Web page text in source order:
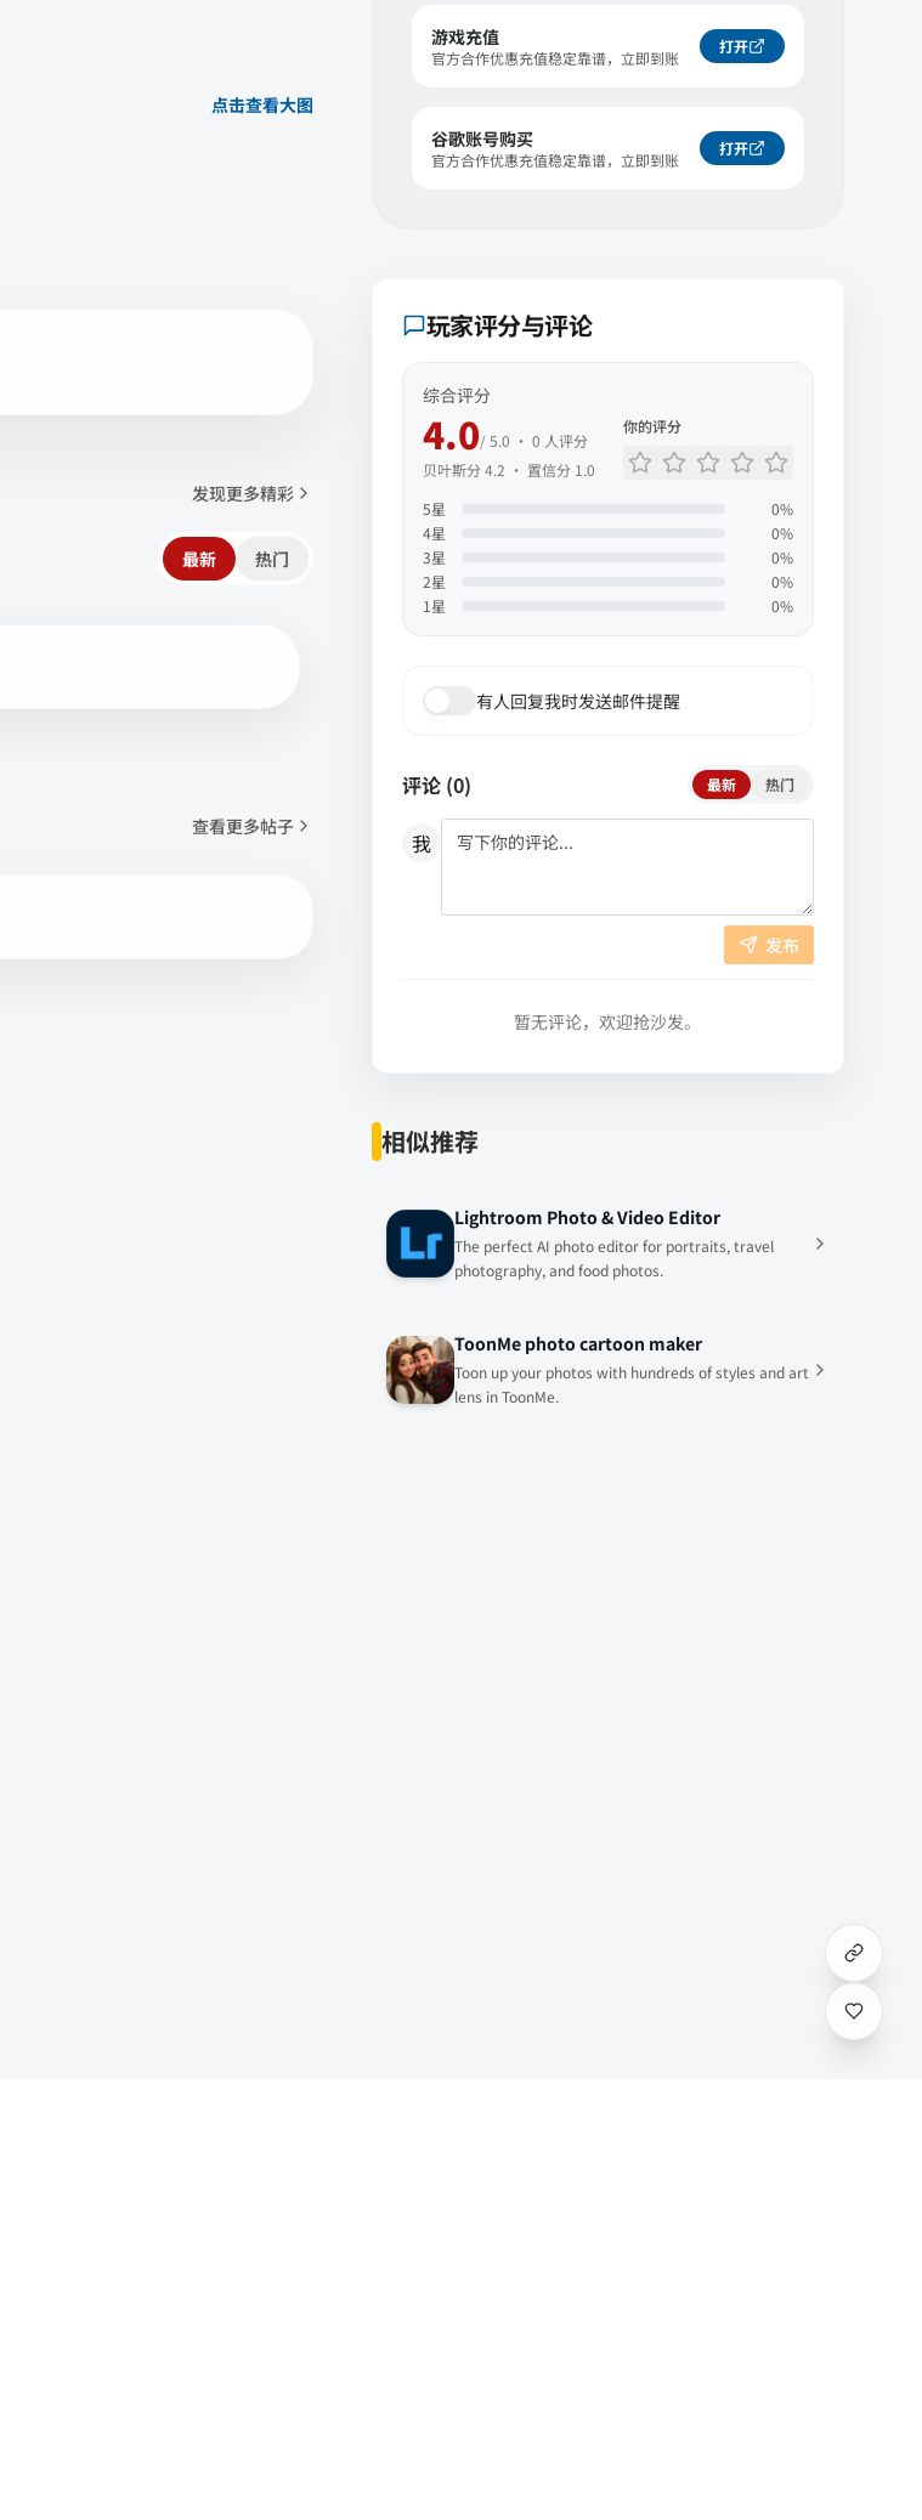
点击查看大图
发现更多精彩
最新 热门
查看更多帖子
游戏充值
官方合作优惠充值稳定靠谱，立即到账
打开
谷歌账号购买
官方合作优惠充值稳定靠谱，立即到账
打开
玩家评分与评论
综合评分
4.0/ 5.0 · 0 人评分
贝叶斯分4.2 · 置信分 1.0
你的评分
5星 0%
4星 0%
3星 0%
2星 0%
1 星 0%
有人回复我时发送邮件提醒
评论 (0) 最新 热门
我
发布
暂无评论，欢迎抢沙发。
相似推荐
Lightroom Photo & Video Editor
The perfect AI photo editor for portraits, travel
photography, and food photos.
ToonMe photo cartoon maker
Toon up your photos with hundreds of styles and art
lens in ToonMe.